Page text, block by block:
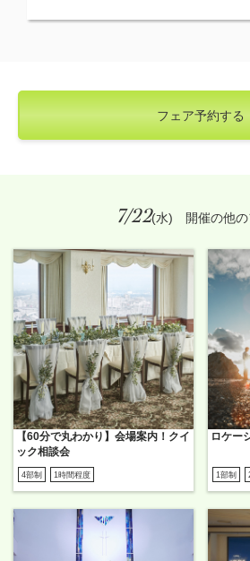
フェア予約する
7/22(水) 開催の他の
【60分で丸わかり】会場案内！クイ
ック相談会
4部制 1時間程度
ロケー
1部制